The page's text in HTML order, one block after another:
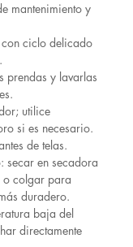
mantenimiento y
ciclo delicado
prendas y lavarlas
utilice
si es necesario.
de telas.
secar en secadora
o colgar para
duradero.
baja del
directamente